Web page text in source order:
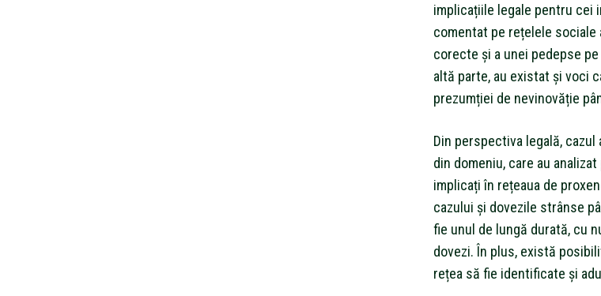
implicațiile legale pentru cei
comentat pe rețelele
corecte și a unei pedepse
altă parte, au existat și voci
prezumției de nevinovăție
Din perspectiva legală,
din domeniu, care au
implicați în rețeaua de
cazului și dovezile strânse
fie unul de lungă durată, cu
dovezi. În plus, există
rețea să fie identificate și